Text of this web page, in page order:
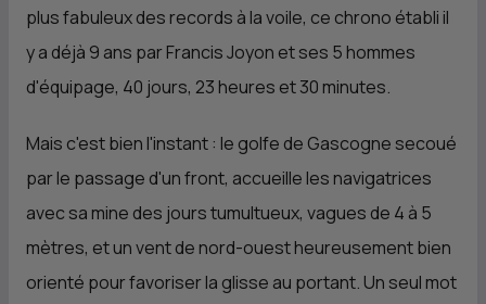
plus fabuleux des records à la voile, ce chrono établi il
y a déjà 9 ans par Francis Joyon et ses 5 hommes
d'équipage, 40 jours, 23 heures et 30 minutes.
Mais c'est bien l'instant : le golfe de Gascogne secoué
par le passage d'un front, accueille les navigatrices
avec sa mine des jours tumultueux, vagues de 4 à 5
mètres, et un vent de nord-ouest heureusement bien
orienté pour favoriser la glisse au portant. Un seul mot